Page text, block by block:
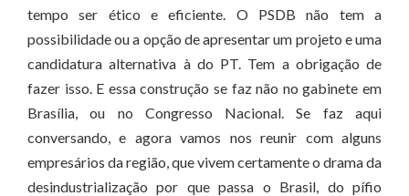
tempo ser ético e eficiente. O PSDB não tem a
possibilidade ou a opção de apresentar um projeto e uma
candidatura alternativa à do PT. Tem a obrigação de
fazer isso. E essa construção se faz não no gabinete em
Brasília, ou no Congresso Nacional. Se faz aqui
conversando, e agora vamos nos reunir com alguns
empresários da região, que vivem certamente o drama da
desindustrialização por que passa o Brasil, do pífio